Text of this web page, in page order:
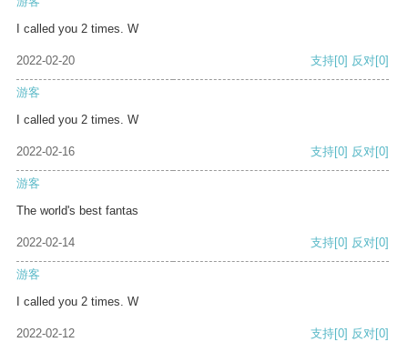
I called you 2 times. W
2022-02-20 支持[0] 反对[0]
游客
I called you 2 times. W
2022-02-16 支持[0] 反对[0]
游客
The world's best fantas
2022-02-14 支持[0] 反对[0]
游客
I called you 2 times. W
2022-02-12 支持[0] 反对[0]